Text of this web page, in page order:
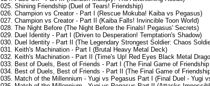
025. Shining Friendship (Duel of Tears! Friendship)
026. Champion vs Creator - Part I (Rescue Mokuba! Kaiba vs Pegasus)
027. Champion vs Creator - Part II (Kaiba Falls! Invincible Toon World)
028. The Night Before (The Night Before the Finals! Pegasus' Secrets)
029. Duel Identity - Part I (Driven to Desperation! Temptation's Shadow)
030. Duel Identity - Part II (The Legendary Strongest Soldier: Chaos
031. Keith's Machination - Part I (Brutal Heavy Metal Deck)
032. Keith's Machination - Part II (Time's Up! Red Eyes Black Metal
033. Best of Duels, Best of Friends - Part I (The Final Game of
034. Best of Duels, Best of Friends - Part II (The Final Game of
035. Match of the Millennium - Yugi vs Pegasus Part I (Final Duel - Yugi